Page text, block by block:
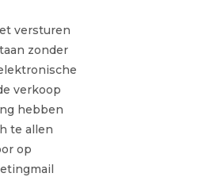
versturen
zonder
verkoop
hebben
te allen
op